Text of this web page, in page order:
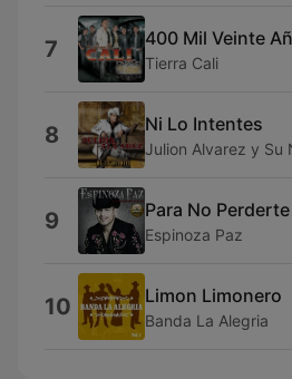
7 400 Mil Veinte
Tierra Cali
8 Ni Lo Intentes
Julion Alvarez y Su
9 Para No Perderte
Espinoza Paz
10 Limon Limonero
Banda La Alegria